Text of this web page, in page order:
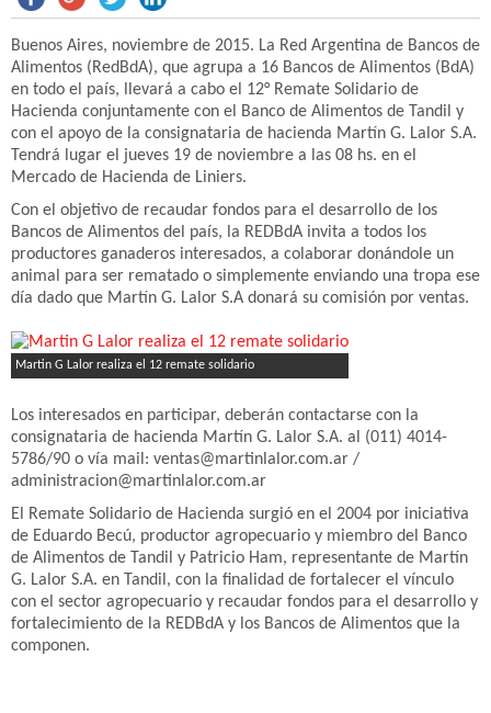
Buenos Aires, noviembre de 2015. La Red Argentina de Bancos de
Alimentos (RedBdA), que agrupa a 16 Bancos de Alimentos (BdA)
en todo el país, llevará a cabo el 12° Remate Solidario de
Hacienda conjuntamente con el Banco de Alimentos de Tandil y
con el apoyo de la consignataria de hacienda Martín G. Lalor S.A.
Tendrá lugar el jueves 19 de noviembre a las 08 hs. en el
Mercado de Hacienda de Liniers.
Con el objetivo de recaudar fondos para el desarrollo de los
Bancos de Alimentos del país, la REDBdA invita a todos los
productores ganaderos interesados, a colaborar donándole un
animal para ser rematado o simplemente enviando una tropa ese
día dado que Martín G. Lalor S.A donará su comisión por ventas.
Martin G Lalor realiza el 12 remate solidario
Los interesados en participar, deberán contactarse con la
consignataria de hacienda Martín G. Lalor S.A. al (011) 4014-
5786/90 o vía mail: ventas@martinlalor.com.ar /
administracion@martinlalor.com.ar
El Remate Solidario de Hacienda surgió en el 2004 por iniciativa
de Eduardo Becú, productor agropecuario y miembro del Banco
de Alimentos de Tandil y Patricio Ham, representante de Martín
G. Lalor S.A. en Tandil, con la finalidad de fortalecer el vínculo
con el sector agropecuario y recaudar fondos para el desarrollo y
fortalecimiento de la REDBdA y los Bancos de Alimentos que la
componen.